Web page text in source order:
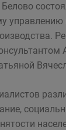
управлению